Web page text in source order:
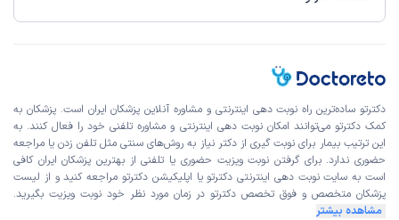
دکترتو ساده‌ترین راه نوبت‌ دهی اینترنتی و مشاوره آنلاین پزشکان ایران است. پزشکان به
کمک دکترتو می‌توانند امکان نوبت دهی اینترنتی و مشاوره تلفنی خود را فعال کنند. به
این ترتیب بیمار برای نوبت گیری از دکتر نیاز به روش‌های سنتی مثل تلفن زدن یا مراجعه
حضوری ندارد. برای گرفتن نوبت ویزیت حضوری یا تلفنی از بهترین پزشکان ایران کافی
است به سایت نوبت دهی اینترنتی دکترتو یا اپلیکیشن دکترتو مراجعه کنید و از لیست
پزشکان متخصص و فوق تخصص دکترتو در زمان مورد نظر خود نوبت ویزیت بگیرید.
مشاهده بیشتر